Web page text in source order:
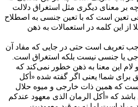
بر معنای دیگری مثل استغراق دلالت
تعین است که با تعین جنسی به اصطلاح
از این کلمه در استعمالات به ذهن
تعریف است حتی در جایی که مفاد آن
یا جنسی نیست بلکه استغراق است.
لام این معنا به ذهن خطور نمی‌کند که
برای شما! یعنی اگر گفته شده «أکل
ست که همین ذات خارجی و میوه حلال
باشد که «أکل الرمان الذی معهود عندکم